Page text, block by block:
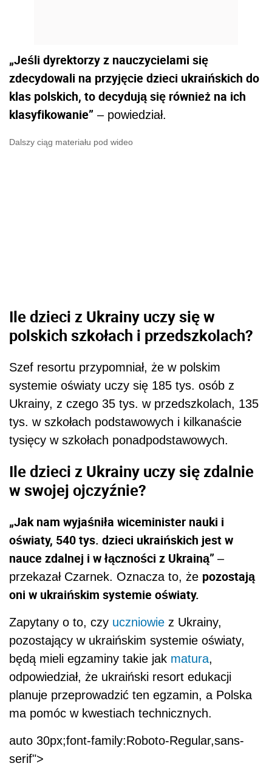
„Jeśli dyrektorzy z nauczycielami się
zdecydowali na przyjęcie dzieci ukraińskich do
klas polskich, to decydują się również na ich
klasyfikowanie” – powiedział.
Dalszy ciąg materiału pod wideo
Ile dzieci z Ukrainy uczy się w
polskich szkołach i przedszkolach?
Szef resortu przypomniał, że w polskim
systemie oświaty uczy się 185 tys. osób z
Ukrainy, z czego 35 tys. w przedszkolach, 135
tys. w szkołach podstawowych i kilkanaście
tysięcy w szkołach ponadpodstawowych.
Ile dzieci z Ukrainy uczy się zdalnie
w swojej ojczyźnie?
„Jak nam wyjaśniła wiceminister nauki i
oświaty, 540 tys. dzieci ukraińskich jest w
nauce zdalnej i w łączności z Ukrainą” –
przekazał Czarnek. Oznacza to, że pozostają
oni w ukraińskim systemie oświaty.
Zapytany o to, czy uczniowie z Ukrainy,
pozostający w ukraińskim systemie oświaty,
będą mieli egzaminy takie jak matura,
odpowiedział, że ukraiński resort edukacji
planuje przeprowadzić ten egzamin, a Polska
ma pomóc w kwestiach technicznych.
auto 30px;font-family:Roboto-Regular,sans-
serif">